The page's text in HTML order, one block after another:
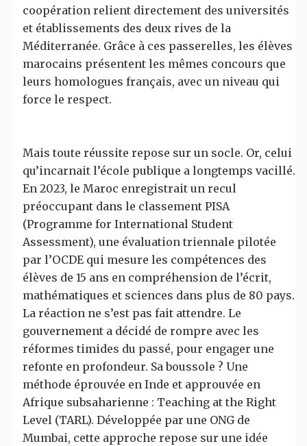
coopération relient directement des universités
et établissements des deux rives de la
Méditerranée. Grâce à ces passerelles, les élèves
marocains présentent les mêmes concours que
leurs homologues français, avec un niveau qui
force le respect.
Mais toute réussite repose sur un socle. Or, celui
qu’incarnait l’école publique a longtemps vacillé.
En 2023, le Maroc enregistrait un recul
préoccupant dans le classement PISA
(Programme for International Student
Assessment), une évaluation triennale pilotée
par l’OCDE qui mesure les compétences des
élèves de 15 ans en compréhension de l’écrit,
mathématiques et sciences dans plus de 80 pays.
La réaction ne s’est pas fait attendre. Le
gouvernement a décidé de rompre avec les
réformes timides du passé, pour engager une
refonte en profondeur. Sa boussole ? Une
méthode éprouvée en Inde et approuvée en
Afrique subsaharienne : Teaching at the Right
Level (TARL). Développée par une ONG de
Mumbai, cette approche repose sur une idée